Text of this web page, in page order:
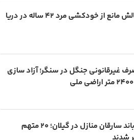
پلیس تالش مانع از خودکشی مرد ۴۲ ساله در دریا
غیرقانونی جنگل در سنگر؛ آزاد سازی
انهدام باند سارقان منازل در گیلان؛ ۲۰ متهم